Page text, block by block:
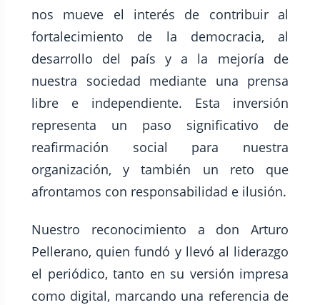
nos mueve el interés de contribuir al
fortalecimiento de la democracia, al
desarrollo del país y a la mejoría de
nuestra sociedad mediante una prensa
libre e independiente. Esta inversión
representa un paso significativo de
reafirmación social para nuestra
organización, y también un reto que
afrontamos con responsabilidad e ilusión.
Nuestro reconocimiento a don Arturo
Pellerano, quien fundó y llevó al liderazgo
el periódico, tanto en su versión impresa
como digital, marcando una referencia de